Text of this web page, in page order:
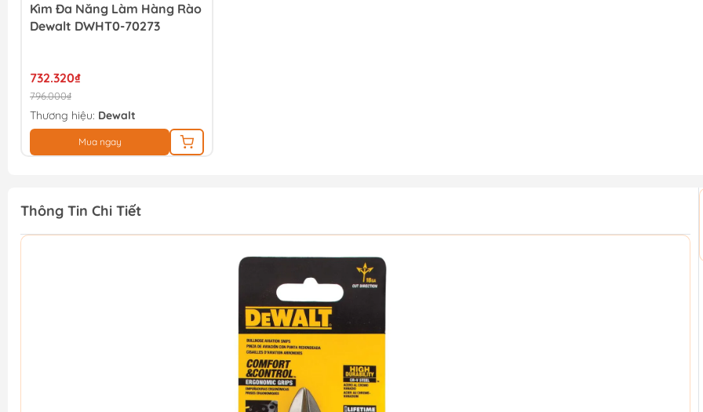
Kìm Đa Năng Làm Hàng Rào
Dewalt DWHT0-70273
732.320₫
796.000₫
Thương hiệu: Dewalt
Mua ngay
Thông Tin Chi Tiết